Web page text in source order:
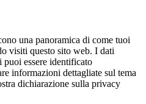
una panoramica di come tuoi
visiti questo sito web. I dati
essere identificato
informazioni dettagliate sul tema
dichiarazione sulla privacy